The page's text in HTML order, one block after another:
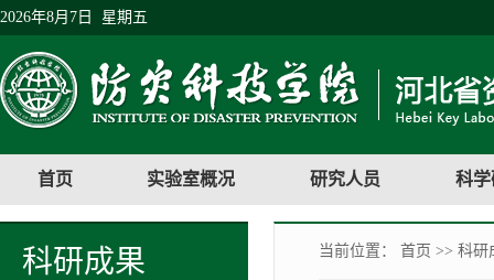
2026年8月7日 星期五
首页 实验室概况 研究人员 科学
科研成果 当前位置： 首页 >> 科研